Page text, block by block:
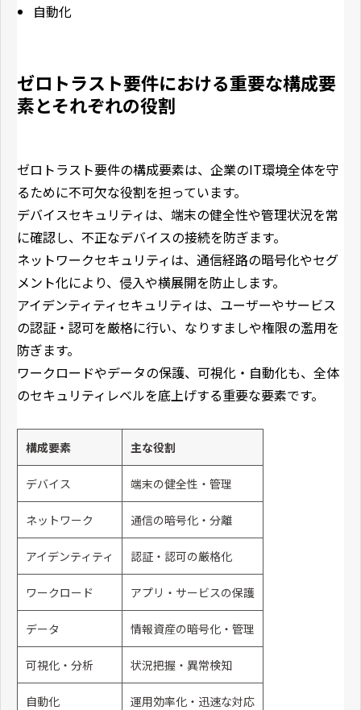
自動化
ゼロトラスト要件における重要な構成要
素とそれぞれの役割
ゼロトラスト要件の構成要素は、企業のIT環境全体を守
るために不可欠な役割を担っています。
デバイスセキュリティは、端末の健全性や管理状況を常
に確認し、不正なデバイスの接続を防ぎます。
ネットワークセキュリティは、通信経路の暗号化やセグ
メント化により、侵入や横展開を防止します。
アイデンティティセキュリティは、ユーザーやサービス
の認証・認可を厳格に行い、なりすましや権限の濫用を
防ぎます。
ワークロードやデータの保護、可視化・自動化も、全体
のセキュリティレベルを底上げする重要な要素です。
構成要素 主な役割
デバイス 端末の健全性・管理
ネットワーク 通信の暗号化・分離
アイデンティティ 認証・認可の厳格化
ワークロード アプリ・サービスの保護
データ 情報資産の暗号化・管理
可視化・分析 状況把握・異常検知
自動化 運用効率化・迅速な対応